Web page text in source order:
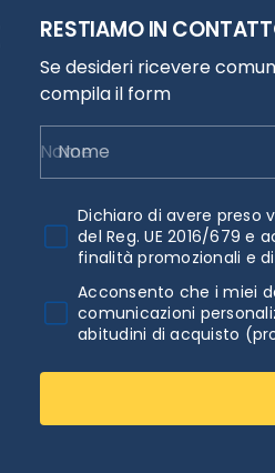
RESTIAMO IN
Se desideri ricevere
compila il form
Nome
Dichiaro di avere preso
del Reg. UE 2016/679
finalità promozionali e
Acconsento che i miei
comunicazioni
abitudini di acquisto